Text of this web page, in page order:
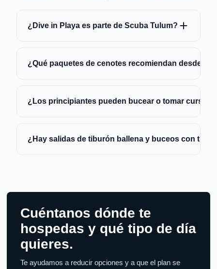
¿Dive in Playa es parte de Scuba Tulum?
¿Qué paquetes de cenotes recomiendan desde
¿Los principiantes pueden bucear o tomar cursos
¿Hay salidas de tiburón ballena y buceos con
Cuéntanos dónde te
hospedas y qué tipo de día
quieres.
Te ayudamos a reducir opciones y a que el plan se